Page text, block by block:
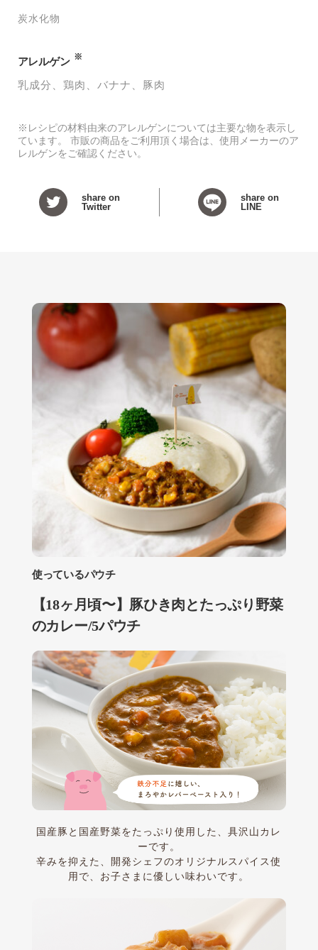
炭水化物
アレルゲン ※
乳成分 鶏肉 バナナ 豚肉
※レシピの材料由来のアレルゲンについては主要な物を表示し
ています。 市販の商品をご利用頂く場合は、使用メーカーのア
レルゲンをご確認ください。
share on
Twitter
share on
LINE
使っているパウチ
【18ヶ月頃〜】豚ひき肉とたっぷり野菜
のカレー/5パウチ
国産豚と国産野菜をたっぷり使用した、具沢山カレ
ーです。
辛みを抑えた、開発シェフのオリジナルスパイス使
用で、お子さまに優しい味わいです。